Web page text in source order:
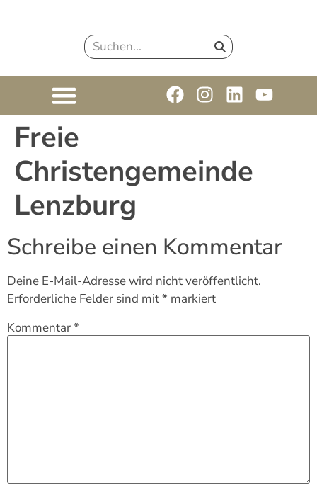
Freie
Christengemeinde
Lenzburg
Schreibe einen Kommentar
Deine E-Mail-Adresse wird nicht veröffentlicht.
Erforderliche Felder sind mit* markiert
Kommentar*